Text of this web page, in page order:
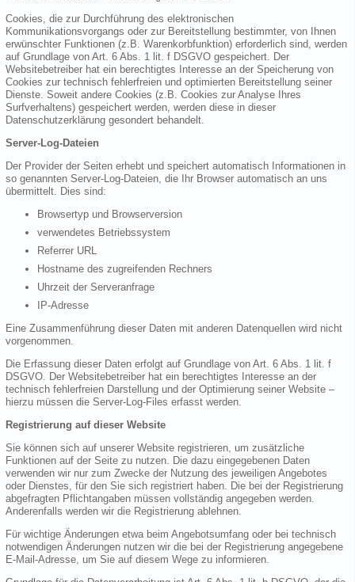
Cookies, die zur Durchführung des elektronischen
Kommunikationsvorgangs oder zur Bereitstellung bestimmter, von Ihnen
erwünschter Funktionen (z.B. Warenkorbfunktion) erforderlich sind, werden
auf Grundlage von Art. 6 Abs. 1 lit. f DSGVO gespeichert. Der
Websitebetreiber hat ein berechtigtes Interesse an der Speicherung von
Cookies zur technisch fehlerfreien und optimierten Bereitstellung seiner
Dienste. Soweit andere Cookies (z.B. Cookies zur Analyse Ihres
Surfverhaltens) gespeichert werden, werden diese in dieser
Datenschutzerklärung gesondert behandelt.
Server-Log-Dateien
Der Provider der Seiten erhebt und speichert automatisch Informationen in
so genannten Server-Log-Dateien, die Ihr Browser automatisch an uns
übermittelt. Dies sind:
Browsertyp und Browserversion
verwendetes Betriebssystem
Referrer URL
Hostname des zugreifenden Rechners
Uhrzeit der Serveranfrage
IP-Adresse
Eine Zusammenführung dieser Daten mit anderen Datenquellen wird nicht
vorgenommen.
Die Erfassung dieser Daten erfolgt auf Grundlage von Art. 6 Abs. 1 lit. f
DSGVO. Der Websitebetreiber hat ein berechtigtes Interesse an der
technisch fehlerfreien Darstellung und der Optimierung seiner Website –
hierzu müssen die Server-Log-Files erfasst werden.
Registrierung auf dieser Website
Sie können sich auf unserer Website registrieren, um zusätzliche
Funktionen auf der Seite zu nutzen. Die dazu eingegebenen Daten
verwenden wir nur zum Zwecke der Nutzung des jeweiligen Angebotes
oder Dienstes, für den Sie sich registriert haben. Die bei der Registrierung
abgefragten Pflichtangaben müssen vollständig angegeben werden.
Anderenfalls werden wir die Registrierung ablehnen.
Für wichtige Änderungen etwa beim Angebotsumfang oder bei technisch
notwendigen Änderungen nutzen wir die bei der Registrierung angegebene
E-Mail-Adresse, um Sie auf diesem Wege zu informieren.